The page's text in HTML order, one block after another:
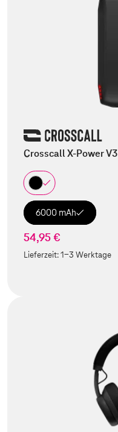
Crosscall X-Power V3
6000 mAh
54,95 €
Lieferzeit:1-3 Werktage